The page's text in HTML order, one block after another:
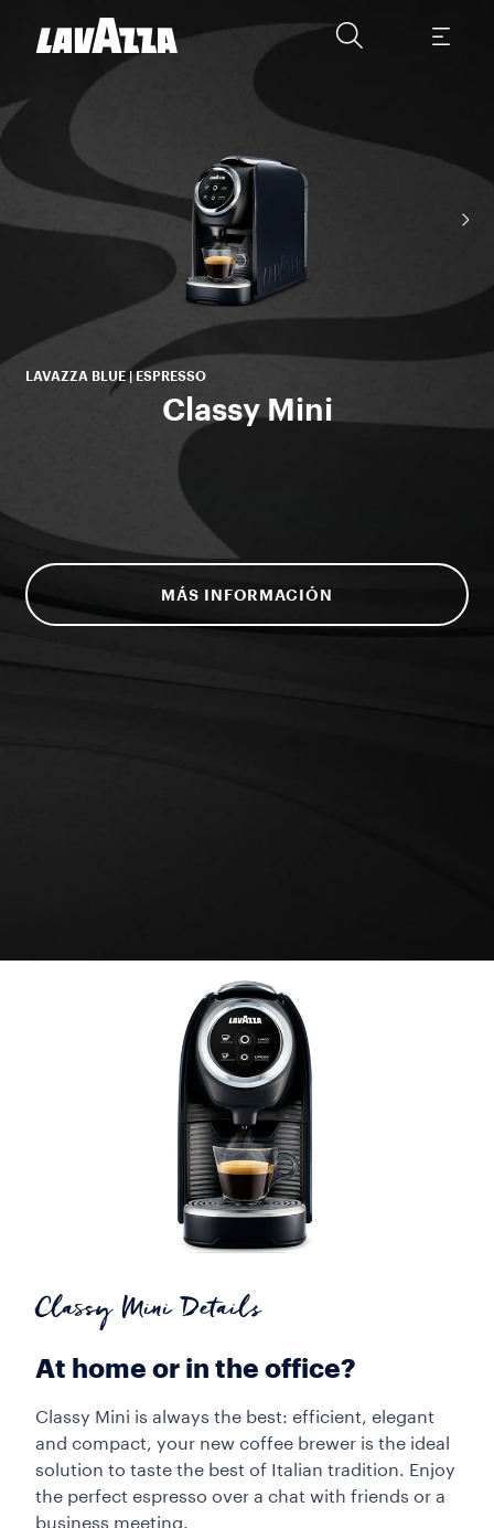
LAVAZZA BLUE | ESPRESSO
Classy Mini
MÁS INFORMACIÓN
Classy Mini Details
At home or in the office?
Classy Mini is always the best: efficient, elegant
and compact, your new coffee brewer is the ideal
solution to taste the best of Italian tradition. Enjoy
the perfect espresso over a chat with friends or a
business meeting.